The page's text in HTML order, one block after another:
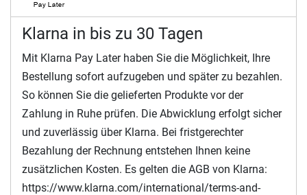
Klarna in bis zu 30 Tagen
Mit Klarna Pay Later haben Sie die Möglichkeit, Ihre
Bestellung sofort aufzugeben und später zu bezahlen.
So können Sie die gelieferten Produkte vor der
Zahlung in Ruhe prüfen. Die Abwicklung erfolgt sicher
und zuverlässig über Klarna. Bei fristgerechter
Bezahlung der Rechnung entstehen Ihnen keine
zusätzlichen Kosten. Es gelten die AGB von Klarna:
https://www.klarna.com/international/terms-and-